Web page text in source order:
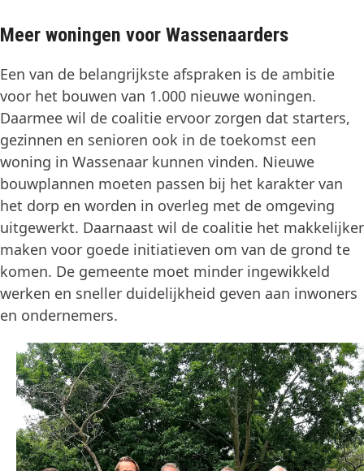
Meer woningen voor Wassenaarders
Een van de belangrijkste afspraken is de ambitie
voor het bouwen van 1.000 nieuwe woningen.
Daarmee wil de coalitie ervoor zorgen dat starters,
gezinnen en senioren ook in de toekomst een
woning in Wassenaar kunnen vinden. Nieuwe
bouwplannen moeten passen bij het karakter van
het dorp en worden in overleg met de omgeving
uitgewerkt. Daarnaast wil de coalitie het makkelijker
maken voor goede initiatieven om van de grond te
komen. De gemeente moet minder ingewikkeld
werken en sneller duidelijkheid geven aan inwoners
en ondernemers.